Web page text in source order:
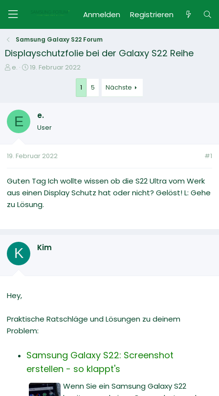
Anmelden Registrieren
Samsung Galaxy S22 Forum
Displayschutzfolie bei der Galaxy S22 Reihe
E
e
e.
E
l
l
m
19. Februar 2022
1 5 Nächste
E e.
User
19. Februar 2022 #1
Guten Tag Ich wollte wissen ob die S22 Ultra vom Werk
aus einen Display Schutz hat oder nicht? Gelöst! L: Gehe
zu Lösung.
K Kim
Hey,
Praktische Ratschläge und Lösungen zu deinem
Problem:
Samsung Galaxy S22: Screenshot
erstellen - so klappt's
Wenn Sie ein Samsung Galaxy S22